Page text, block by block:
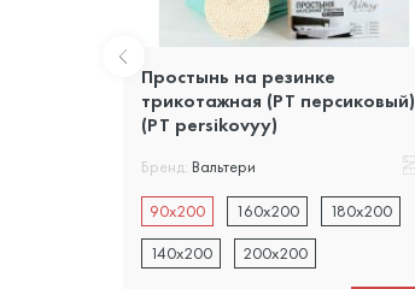
Простынь на резинке
трикотажная (PT персиковый)
(PT persikovyy)
Бренд: Вальтери
90x200 160x200
180x200
140x200
200x200